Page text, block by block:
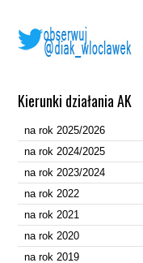
Kierunki działania AK
na rok 2025/2026
na rok 2024/2025
na rok 2023/2024
na rok 2022
na rok 2021
na rok 2020
na rok 2019